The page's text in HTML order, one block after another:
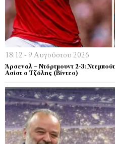
18:12 - 9 Αυγούστου 2026
Άρσεναλ – Ντόρτμουντ 2-3:
Ασίστ ο Τζόλης (Βίντεο)